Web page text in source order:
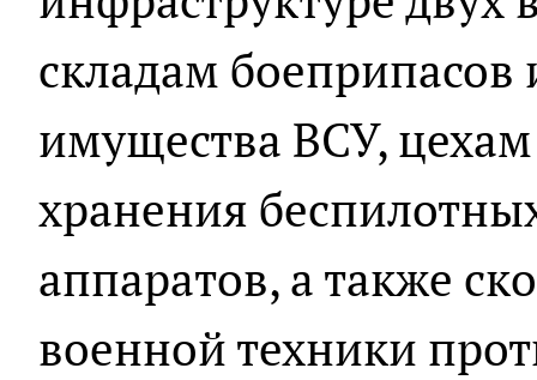
складам боеприпасов
имущества ВСУ,
хранения
аппаратов, а также
военной техники